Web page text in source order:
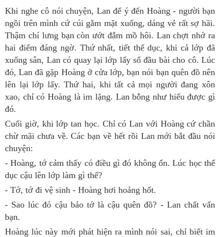
Khi nghe cô nói chuyện, Lan để ý đến Hoàng - người bạn
ngồi trên mình cứ cúi gằm mặt xuống, dáng vẻ rất sợ hãi.
Thậm chí lưng bạn còn ướt đẫm mồ hôi. Lan chợt nhớ ra
hai điểm đáng ngờ. Thứ nhất, tiết thể dục, khi cả lớp đã
xuống sân, Lan có quay lại lớp lấy sổ đầu bài cho cô. Lúc
đó, Lan đã gặp Hoàng ở cửa lớp, bạn nói bạn quên đồ nên
lên lại lớp lấy. Thứ hai, khi tất cả mọi người đang xôn
xao, chỉ có Hoàng là im lặng. Lan bỗng như hiểu được gì
đó.
Cuối giờ, khi lớp tan học. Chỉ có Lan với Hoàng cứ chần
chừ mãi chưa về. Các bạn về hết rồi Lan mới bắt đầu nói
chuyện:
- Hoàng, tớ cảm thấy có điều gì đó không ổn. Lúc học thể
dục cậu lên lớp làm gì thế?
- Tớ, tớ đi vệ sinh - Hoàng hơi hoảng hốt.
- Sao lúc đó cậu bảo tớ là cậu quên đồ? - Lan chất vấn
bạn.
Hoàng lúc này mới phát hiện ra mình nói sai, chỉ biết im